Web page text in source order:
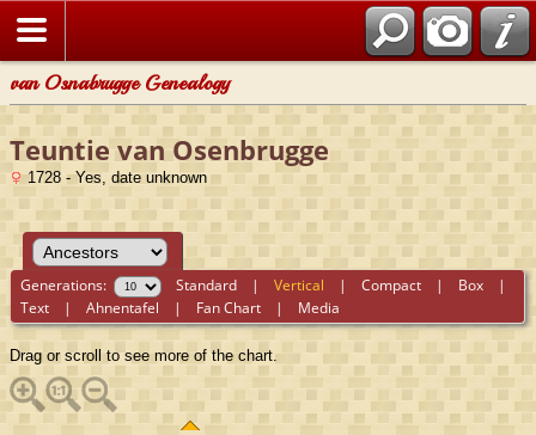
van Osnabrugge Genealogy
Teuntie van Osenbrugge
1728 - Yes, date unknown
Generations: Standard |Vertical |Compact | Box |
Text |Ahnentafel | Fan Chart | Media
Drag or scroll to see more of the chart.